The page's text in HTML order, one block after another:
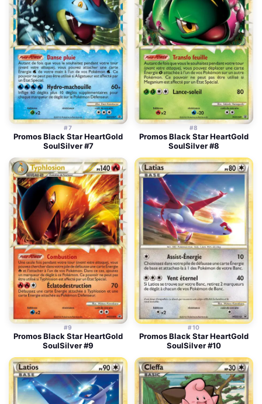
#7
Promos Black Star HeartGold
SoulSilver #7
#8
Promos Black Star HeartGold
SoulSilver #8
#9
Promos Black Star HeartGold
SoulSilver #9
#10
Promos Black Star HeartGold
SoulSilver #10